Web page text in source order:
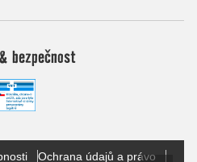
bezpečnost
Ochrana údajů a právo